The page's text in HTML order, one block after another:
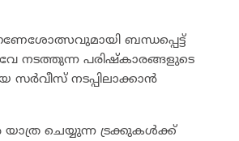
ബന്ധപ്പെട്ട്
നടത്തുന്ന പരിഷ്കാരങ്ങളുടെ
സർവീസ് നടപ്പിലാക്കാൻ
യാത്ര ചെയ്യുന്ന ട്രക്കുകൾക്ക്